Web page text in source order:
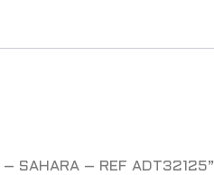
– SAHARA – REF ADT32125”